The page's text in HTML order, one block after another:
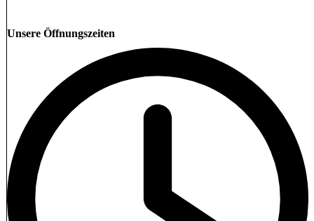
Unsere Öffnungszeiten